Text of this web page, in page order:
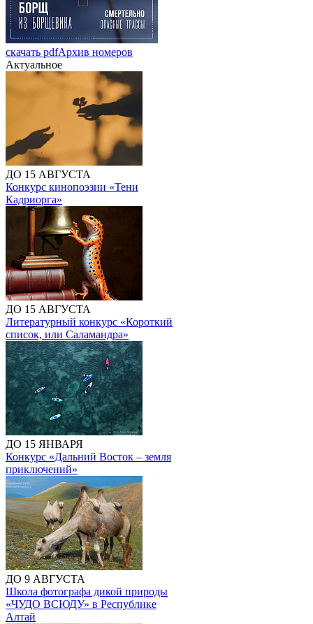
скачать pdfАрхив номеров
Актуальное
ДО 15 АВГУСТА
Конкурс кинопоэзии «Тени
Кадриорга»
ДО 15 АВГУСТА
Литературный конкурс «Короткий
список, или Саламандра»
ДО 15 ЯНВАРЯ
Конкурс «Дальний Восток – земля
приключений»
ДО 9 АВГУСТА
Школа фотографа дикой природы
«ЧУДО ВСЮДУ» в Республике
Алтай